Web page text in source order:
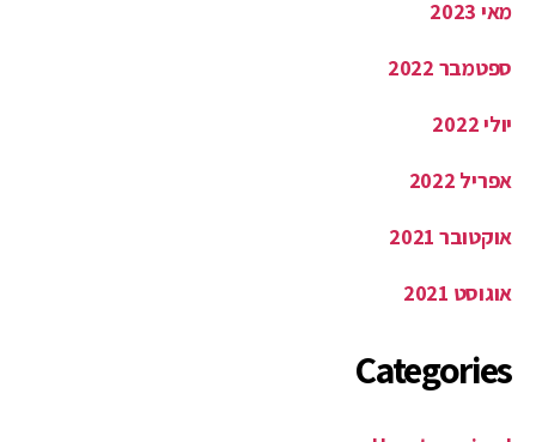
מאי 2023
ספטמבר 2022
יולי 2022
אפריל 2022
אוקטובר 2021
אוגוסט 2021
Categories